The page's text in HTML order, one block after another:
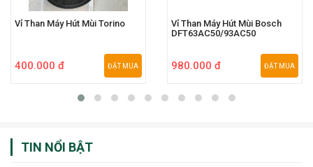
Vỉ Than Máy Hút Mùi Torino
400.000 đ ĐẶT MUA
Vỉ Than Máy Hút Mùi Bosch
DFT63AC50/93AC50
980.000 đ ĐẶT MUA
TIN NỔI BẬT